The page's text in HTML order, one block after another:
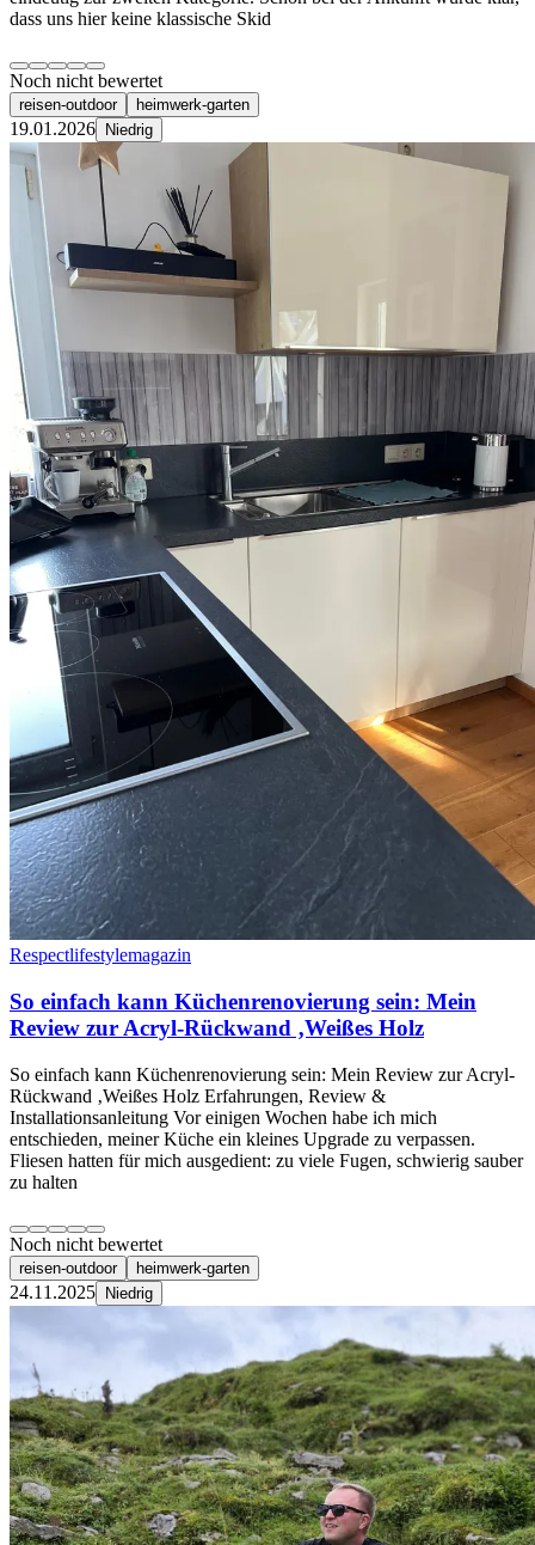
dass uns hier keine klassische Skid
Noch nicht bewertet
reisen-outdoor heimwerk-garten
19.01.2026 Niedrig
Respectlifestylemagazin
So einfach kann Küchenrenovierung sein: Mein
Review zur Acryl-Rückwand ‚Weißes Holz
So einfach kann Küchenrenovierung sein: Mein Review zur Acryl-
Rückwand ‚Weißes Holz Erfahrungen, Review &
Installationsanleitung Vor einigen Wochen habe ich mich
entschieden, meiner Küche ein kleines Upgrade zu verpassen.
Fliesen hatten für mich ausgedient: zu viele Fugen, schwierig sauber
zu halten
Noch nicht bewertet
reisen-outdoor heimwerk-garten
24.11.2025 Niedrig